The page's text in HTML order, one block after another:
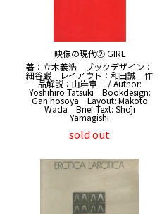
映像の現代② GIRL
著：立木義浩 ブックデザイン：
細谷巖 レイアウト：和田誠 作
品解説：山岸章二 / Author:
Yoshihiro Tatsuki Bookdesign:
Gan hosoya Layout: Makoto
Wada Brief Text: Shōji
Yamagishi
sold out